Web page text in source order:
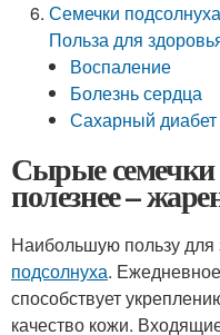
Семечки
Польза для
Воспаление
Болезнь сердца
Сахарный диабет
Сырые семечки
полезнее –
Наибольшую пользу
подсолнуха.
способствует
качество кожи.